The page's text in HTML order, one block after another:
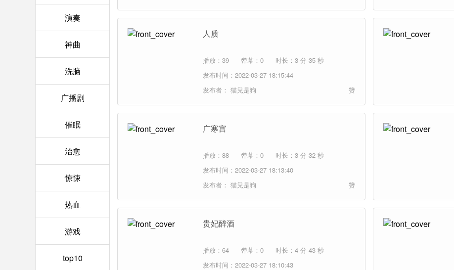
演奏
神曲
洗脑
广播剧
催眠
治愈
惊悚
热血
游戏
top10
人质
播放：39 弹幕：0
时长：3 分 35 秒
发布时间：2022-03-27 18:15:44
发布者： 猫兒是狗 赞
广寒宫
播放：88 弹幕：0
时长：3 分 32 秒
发布时间：2022-03-27 18:13:40
发布者： 猫兒是狗 赞
贵妃醉酒
播放：64 弹幕：0
时长：4 分 43 秒
发布时间：2022-03-27 18:10:43